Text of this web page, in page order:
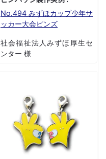
No.494 みずほカップ少年サ
ッカー大会ピンズ
社会福祉法人みずほ厚生セ
ンター 様